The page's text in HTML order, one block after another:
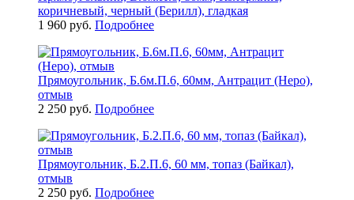
коричневый, черный (Берилл), гладкая
1 960 руб. Подробнее
Прямоугольник, Б.6м.П.6, 60мм, Антрацит (Неро),
отмыв
2 250 руб. Подробнее
Прямоугольник, Б.2.П.6, 60 мм, топаз (Байкал),
отмыв
2 250 руб. Подробнее